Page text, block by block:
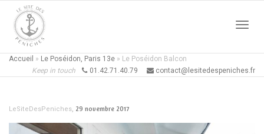
Accueil » Le Poséidon, Paris 13e » Le Poséidon Balcon
Keep in touch
01.42.71.40.79 contact@lesitedespeniches.fr
LeSiteDesPeniches, 29 novembre 2017